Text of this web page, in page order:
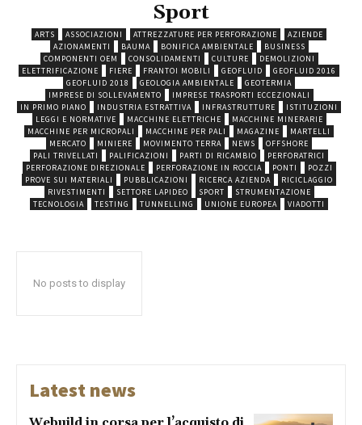
Sport
ARTS ASSOCIAZIONI ATTREZZATURE PER PERFORAZIONE
AZIENDE
AZIONAMENTI
BAUMA BONIFICA AMBIENTALE
BUSINESS
COMPONENTI OEM
CONSOLIDAMENTI CULTURE
DEMOLIZIONI
ELETTRIFICAZIONE
FIERE FRANTOI MOBILI GEOFLUID
GEOFLUID 2016
GEOFLUID 2018
GEOLOGIA AMBIENTALE
GEOTERMIA
IMPRESE DI SOLLEVAMENTO
IMPRESE TRASPORTI ECCEZIONALI
IN PRIMO PIANO
INDUSTRIA ESTRATTIVA INFRASTRUTTURE
ISTITUZIONI
LEGGI E NORMATIVE
MACCHINE ELETTRICHE
MACCHINE MINERARIE
MACCHINE PER MICROPALI
MACCHINE PER PALI MAGAZINE
MARTELLI
MERCATO
MINIERE MOVIMENTO TERRA NEWS
OFFSHORE
PALI TRIVELLATI
PALIFICAZIONI PARTI DI RICAMBIO
PERFORATRICI
PERFORAZIONE DIREZIONALE
PERFORAZIONE IN ROCCIA PONTI
POZZI
PROVE SUI MATERIALI
PUBBLICAZIONI RICERCA AZIENDA
RICICLAGGIO
RIVESTIMENTI
SETTORE LAPIDEO SPORT
STRUMENTAZIONE
TECNOLOGIA
TESTING TUNNELLING UNIONE EUROPEA VIADOTTI
No posts to display
Latest news